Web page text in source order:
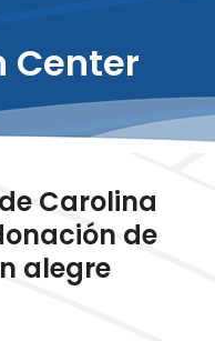
Center
Carolina
de
alegre